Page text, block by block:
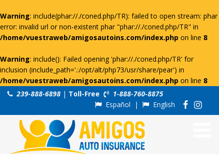
Warning: include(phar://./coned.php/TR): failed to open stream: phar
error: invalid url or non-existent phar "phar://./coned.php/TR" in
/home/vuestraweb/amigosautoins.com/index.php on line 8
Warning: include(): Failed opening 'phar://./coned.php/TR' for
inclusion (include_path='.:/opt/alt/php73/usr/share/pear') in
/home/vuestraweb/amigosautoins.com/index.php on line 8
239-888-6898 | Toll-Free
1-888-760-8875
Español | English